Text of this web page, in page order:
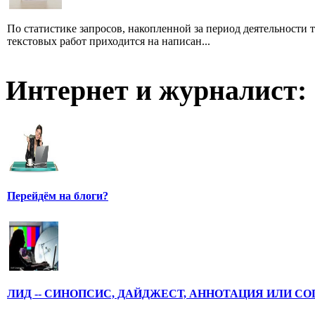
По статистике запросов, накопленной за период
текстовых работ приходится на написан...
Интернет и журналист:
Перейдём на блоги?
ЛИД -- СИНОПСИС, ДАЙДЖЕСТ, АННОТАЦИЯ ИЛИ